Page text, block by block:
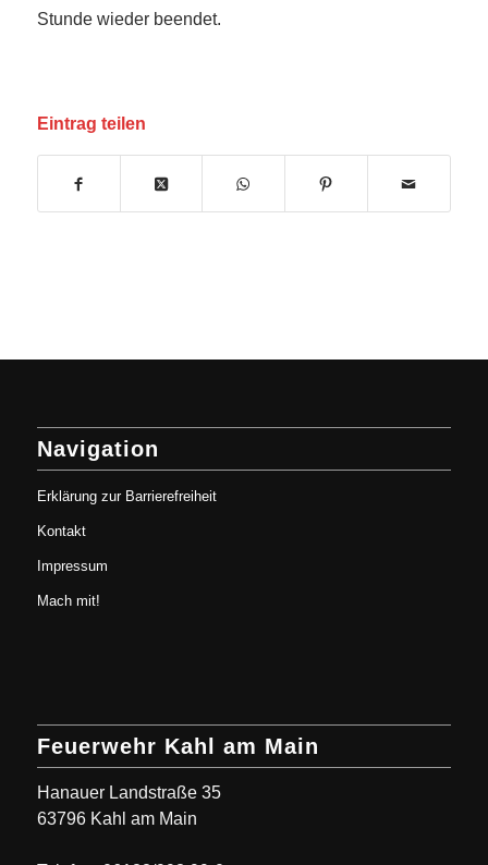
Stunde wieder beendet.
Eintrag teilen
Navigation
Erklärung zur Barrierefreiheit
Kontakt
Impressum
Mach mit!
Feuerwehr Kahl am Main
Hanauer Landstraße 35
63796 Kahl am Main